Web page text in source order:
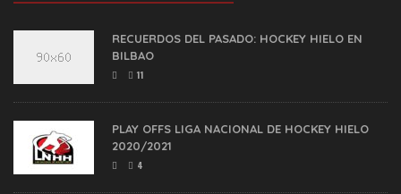
RECUERDOS DEL PASADO: HOCKEY HIELO EN
BILBAO
11
PLAY OFFS LIGA NACIONAL DE HOCKEY HIELO
2020/2021
4